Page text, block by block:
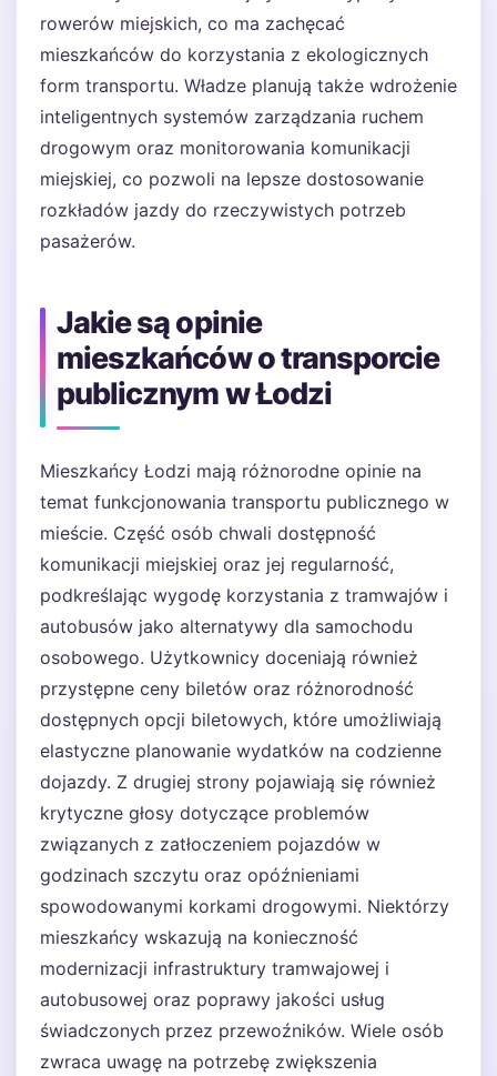
rowerów miejskich, co ma zachęcać
mieszkańców do korzystania z ekologicznych
form transportu. Władze planują także wdrożenie
inteligentnych systemów zarządzania ruchem
drogowym oraz monitorowania komunikacji
miejskiej, co pozwoli na lepsze dostosowanie
rozkładów jazdy do rzeczywistych potrzeb
pasażerów.
Jakie są opinie
mieszkańców o transporcie
publicznym w Łodzi
Mieszkańcy Łodzi mają różnorodne opinie na
temat funkcjonowania transportu publicznego w
mieście. Część osób chwali dostępność
komunikacji miejskiej oraz jej regularność,
podkreślając wygodę korzystania z tramwajów i
autobusów jako alternatywy dla samochodu
osobowego. Użytkownicy doceniają również
przystępne ceny biletów oraz różnorodność
dostępnych opcji biletowych, które umożliwiają
elastyczne planowanie wydatków na codzienne
dojazdy. Z drugiej strony pojawiają się również
krytyczne głosy dotyczące problemów
związanych z zatłoczeniem pojazdów w
godzinach szczytu oraz opóźnieniami
spowodowanymi korkami drogowymi. Niektórzy
mieszkańcy wskazują na konieczność
modernizacji infrastruktury tramwajowej i
autobusowej oraz poprawy jakości usług
świadczonych przez przewoźników. Wiele osób
zwraca uwagę na potrzebę zwiększenia